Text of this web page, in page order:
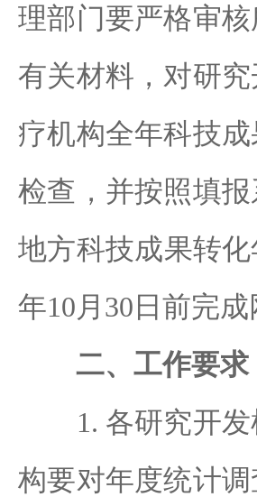
理部门要严格审
有关材料，对研
疗机构全年科技
检查，并按照填
地方科技成果转
年10月30日前完成
二、工作要求
1. 各研究开发
构要对年度统计